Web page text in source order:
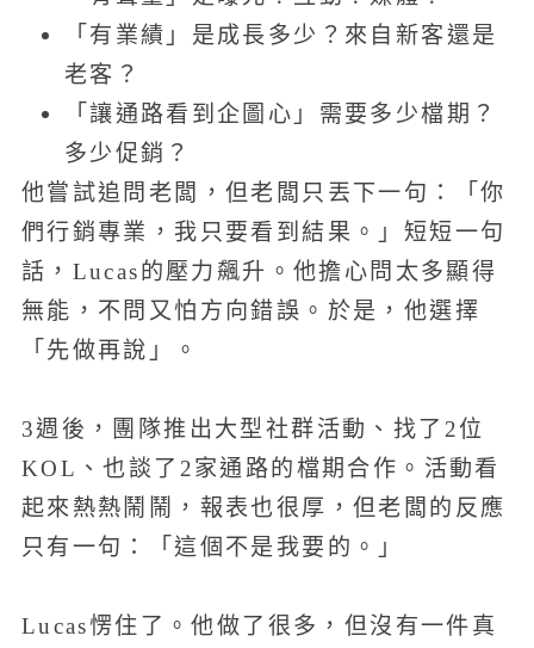
「有業績」是成長多少？來自新客還是
老客？
「讓通路看到企圖心」需要多少檔期？
多少促銷？
他嘗試追問老闆，但老闆只丟下一句：「你
們行銷專業，我只要看到結果。」短短一句
話，Lucas的壓力飆升。他擔心問太多顯得
無能，不問又怕方向錯誤。於是，他選擇
「先做再說」。
3週後，團隊推出大型社群活動、找了2位
KOL、也談了2家通路的檔期合作。活動看
起來熱熱鬧鬧，報表也很厚，但老闆的反應
只有一句：「這個不是我要的。」
Lucas愣住了。他做了很多，但沒有一件真